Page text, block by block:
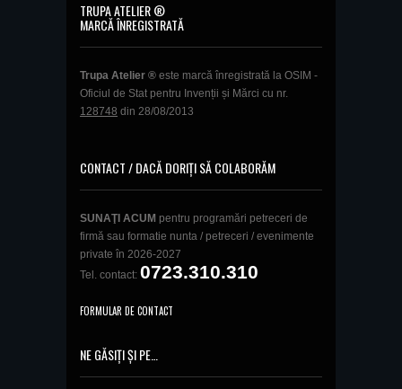
TRUPA ATELIER ®
MARCĂ ÎNREGISTRATĂ
Trupa Atelier ® este marcă înregistrată la OSIM -
Oficiul de Stat pentru Invenții și Mărci cu nr.
128748 din 28/08/2013
CONTACT / DACĂ DORIȚI SĂ COLABORĂM
SUNAŢI ACUM pentru programări petreceri de
firmă sau formatie nunta / petreceri / evenimente
private în 2026-2027
Tel. contact: 0723.310.310
FORMULAR DE CONTACT
NE GĂSIȚI ȘI PE…